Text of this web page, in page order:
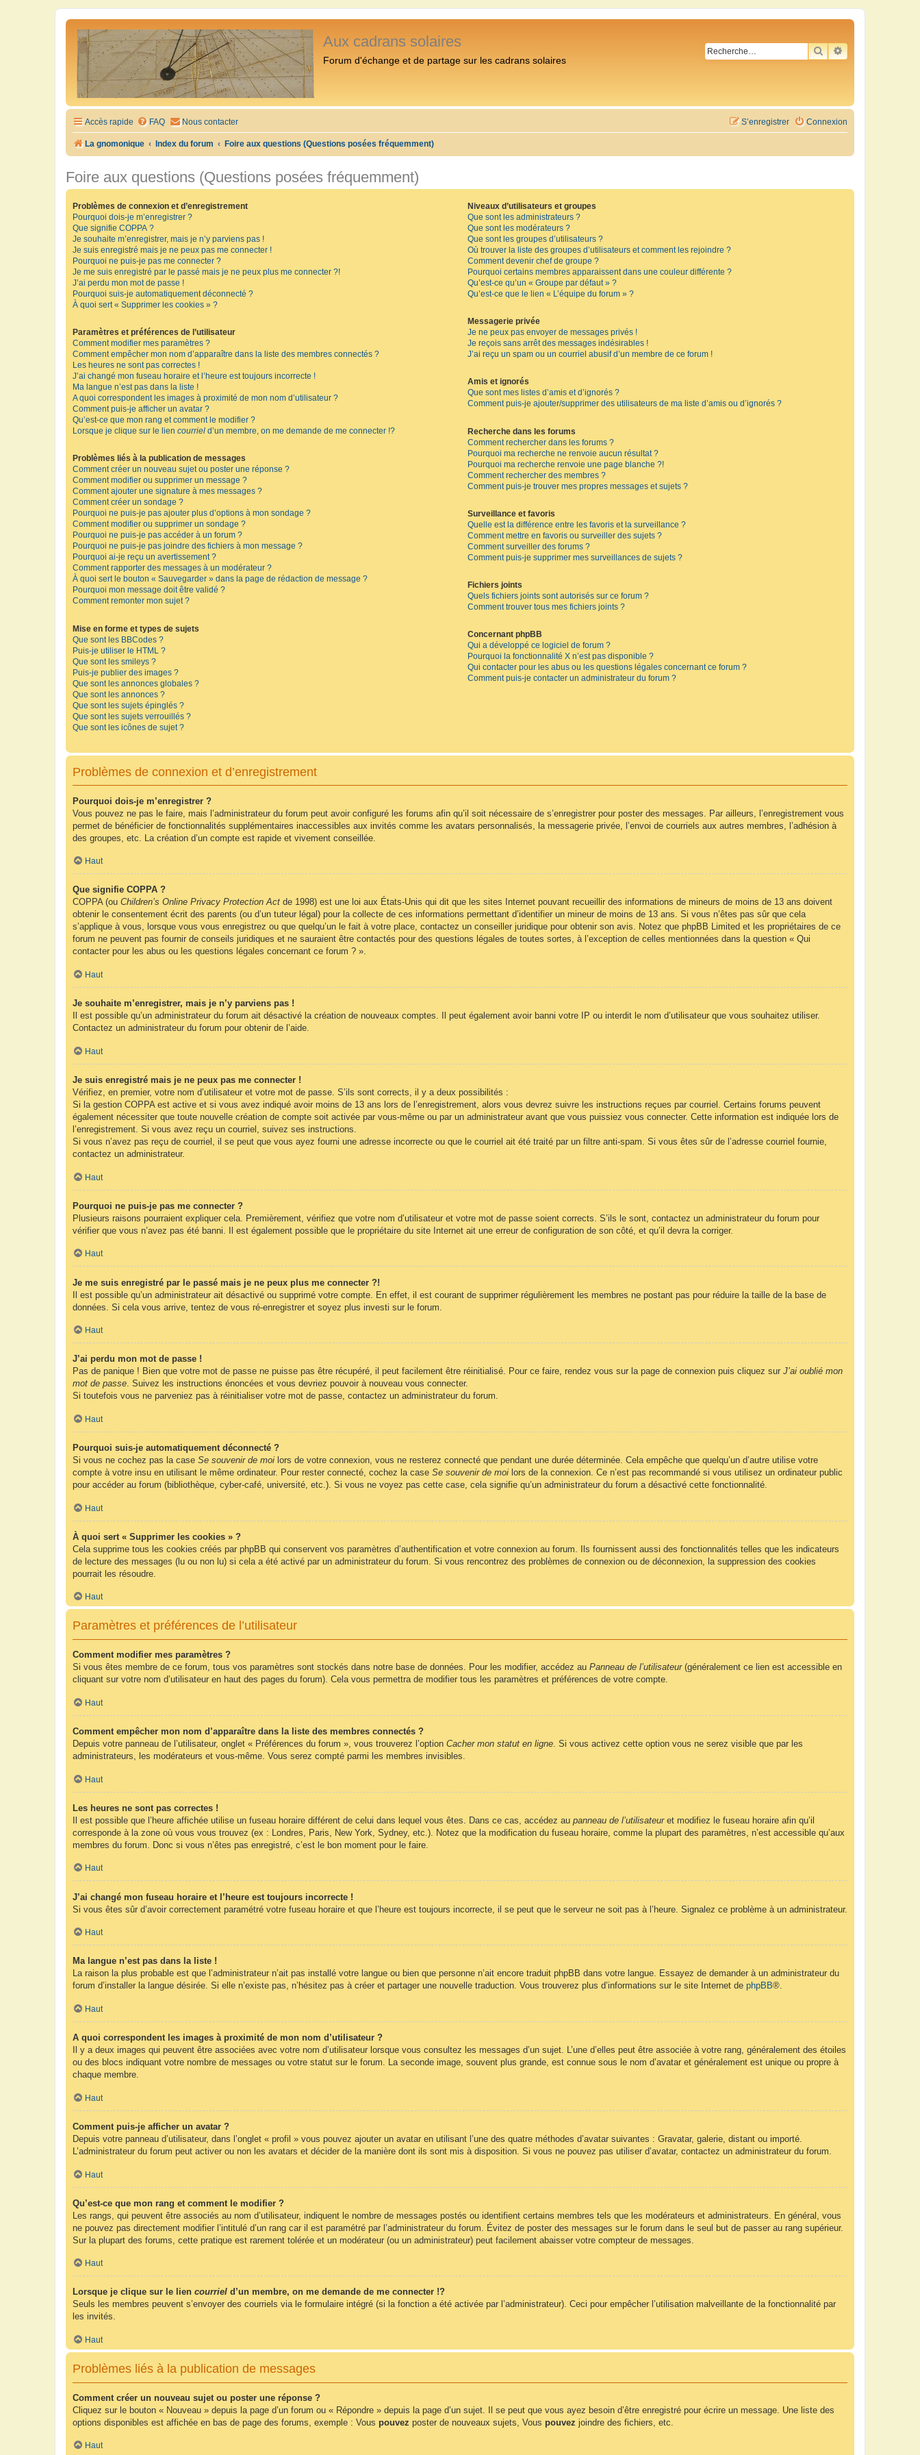
Aux cadrans solaires
Forum d'échange et de partage sur les cadrans solaires
RECHERCHER
RECHERCHE
Accès rapide FAQ Nous contacter Connexion
S’enregistrer
La gnomonique Index du forum Foire aux questions (Questions posées fréquemment)
Foire aux questions (Questions posées fréquemment)
Problèmes de connexion et d’enregistrement
Pourquoi dois-je m’enregistrer ?
Que signifie COPPA ?
Je souhaite m’enregistrer, mais je n’y parviens pas !
Je suis enregistré mais je ne peux pas me connecter !
Pourquoi ne puis-je pas me connecter ?
Je me suis enregistré par le passé mais je ne peux plus me connecter ?!
J’ai perdu mon mot de passe !
Pourquoi suis-je automatiquement déconnecté ?
À quoi sert « Supprimer les cookies » ?
Paramètres et préférences de l’utilisateur
Comment modifier mes paramètres ?
Comment empêcher mon nom d’apparaître dans la liste des membres connectés ?
Les heures ne sont pas correctes !
J’ai changé mon fuseau horaire et l’heure est toujours incorrecte !
Ma langue n’est pas dans la liste !
A quoi correspondent les images à proximité de mon nom d’utilisateur ?
Comment puis-je afficher un avatar ?
Qu’est-ce que mon rang et comment le modifier ?
Lorsque je clique sur le lien courriel d’un membre, on me demande de me connecter !?
Problèmes liés à la publication de messages
Comment créer un nouveau sujet ou poster une réponse ?
Comment modifier ou supprimer un message ?
Comment ajouter une signature à mes messages ?
Comment créer un sondage ?
Pourquoi ne puis-je pas ajouter plus d’options à mon sondage ?
Comment modifier ou supprimer un sondage ?
Pourquoi ne puis-je pas accéder à un forum ?
Pourquoi ne puis-je pas joindre des fichiers à mon message ?
Pourquoi ai-je reçu un avertissement ?
Comment rapporter des messages à un modérateur ?
À quoi sert le bouton « Sauvegarder » dans la page de rédaction de message ?
Pourquoi mon message doit être validé ?
Comment remonter mon sujet ?
Mise en forme et types de sujets
Que sont les BBCodes ?
Puis-je utiliser le HTML ?
Que sont les smileys ?
Puis-je publier des images ?
Que sont les annonces globales ?
Que sont les annonces ?
Que sont les sujets épinglés ?
Que sont les sujets verrouillés ?
Que sont les icônes de sujet ?
Niveaux d’utilisateurs et groupes
Que sont les administrateurs ?
Que sont les modérateurs ?
Que sont les groupes d’utilisateurs ?
Où trouver la liste des groupes d’utilisateurs et comment les rejoindre ?
Comment devenir chef de groupe ?
Pourquoi certains membres apparaissent dans une couleur différente ?
Qu’est-ce qu’un « Groupe par défaut » ?
Qu’est-ce que le lien « L’équipe du forum » ?
Messagerie privée
Je ne peux pas envoyer de messages privés !
Je reçois sans arrêt des messages indésirables !
J’ai reçu un spam ou un courriel abusif d’un membre de ce forum !
Amis et ignorés
Que sont mes listes d’amis et d’ignorés ?
Comment puis-je ajouter/supprimer des utilisateurs de ma liste d’amis ou d’ignorés ?
Recherche dans les forums
Comment rechercher dans les forums ?
Pourquoi ma recherche ne renvoie aucun résultat ?
Pourquoi ma recherche renvoie une page blanche ?!
Comment rechercher des membres ?
Comment puis-je trouver mes propres messages et sujets ?
Surveillance et favoris
Quelle est la différence entre les favoris et la surveillance ?
Comment mettre en favoris ou surveiller des sujets ?
Comment surveiller des forums ?
Comment puis-je supprimer mes surveillances de sujets ?
Fichiers joints
Quels fichiers joints sont autorisés sur ce forum ?
Comment trouver tous mes fichiers joints ?
Concernant phpBB
Qui a développé ce logiciel de forum ?
Pourquoi la fonctionnalité X n’est pas disponible ?
Qui contacter pour les abus ou les questions légales concernant ce forum ?
Comment puis-je contacter un administrateur du forum ?
Problèmes de connexion et d’enregistrement
Pourquoi dois-je m’enregistrer ?
Vous pouvez ne pas le faire, mais l’administrateur du forum peut avoir configuré les forums afin qu’il soit nécessaire de s’enregistrer pour poster des messages. Par ailleurs, l’enregistrement vous
permet de bénéficier de fonctionnalités supplémentaires inaccessibles aux invités comme les avatars personnalisés, la messagerie privée, l’envoi de courriels aux autres membres, l’adhésion à
des groupes, etc. La création d’un compte est rapide et vivement conseillée.
Haut
Que signifie COPPA ?
COPPA (ou Children’s Online Privacy Protection Act de 1998) est une loi aux États-Unis qui dit que les sites Internet pouvant recueillir des informations de mineurs de moins de 13 ans doivent
obtenir le consentement écrit des parents (ou d’un tuteur légal) pour la collecte de ces informations permettant d’identifier un mineur de moins de 13 ans. Si vous n’êtes pas sûr que cela
s’applique à vous, lorsque vous vous enregistrez ou que quelqu’un le fait à votre place, contactez un conseiller juridique pour obtenir son avis. Notez que phpBB Limited et les propriétaires de ce
forum ne peuvent pas fournir de conseils juridiques et ne sauraient être contactés pour des questions légales de toutes sortes, à l’exception de celles mentionnées dans la question « Qui
contacter pour les abus ou les questions légales concernant ce forum ? ».
Haut
Je souhaite m’enregistrer, mais je n’y parviens pas !
Il est possible qu’un administrateur du forum ait désactivé la création de nouveaux comptes. Il peut également avoir banni votre IP ou interdit le nom d’utilisateur que vous souhaitez utiliser.
Contactez un administrateur du forum pour obtenir de l’aide.
Haut
Je suis enregistré mais je ne peux pas me connecter !
Vérifiez, en premier, votre nom d’utilisateur et votre mot de passe. S’ils sont corrects, il y a deux possibilités :
Si la gestion COPPA est active et si vous avez indiqué avoir moins de 13 ans lors de l’enregistrement, alors vous devrez suivre les instructions reçues par courriel. Certains forums peuvent
également nécessiter que toute nouvelle création de compte soit activée par vous-même ou par un administrateur avant que vous puissiez vous connecter. Cette information est indiquée lors de
l’enregistrement. Si vous avez reçu un courriel, suivez ses instructions.
Si vous n’avez pas reçu de courriel, il se peut que vous ayez fourni une adresse incorrecte ou que le courriel ait été traité par un filtre anti-spam. Si vous êtes sûr de l’adresse courriel fournie,
contactez un administrateur.
Haut
Pourquoi ne puis-je pas me connecter ?
Plusieurs raisons pourraient expliquer cela. Premièrement, vérifiez que votre nom d’utilisateur et votre mot de passe soient corrects. S’ils le sont, contactez un administrateur du forum pour
vérifier que vous n’avez pas été banni. Il est également possible que le propriétaire du site Internet ait une erreur de configuration de son côté, et qu’il devra la corriger.
Haut
Je me suis enregistré par le passé mais je ne peux plus me connecter ?!
Il est possible qu’un administrateur ait désactivé ou supprimé votre compte. En effet, il est courant de supprimer régulièrement les membres ne postant pas pour réduire la taille de la base de
données. Si cela vous arrive, tentez de vous ré-enregistrer et soyez plus investi sur le forum.
Haut
J’ai perdu mon mot de passe !
Pas de panique ! Bien que votre mot de passe ne puisse pas être récupéré, il peut facilement être réinitialisé. Pour ce faire, rendez vous sur la page de connexion puis cliquez sur J’ai oublié mon
mot de passe. Suivez les instructions énoncées et vous devriez pouvoir à nouveau vous connecter.
Si toutefois vous ne parveniez pas à réinitialiser votre mot de passe, contactez un administrateur du forum.
Haut
Pourquoi suis-je automatiquement déconnecté ?
Si vous ne cochez pas la case Se souvenir de moi lors de votre connexion, vous ne resterez connecté que pendant une durée déterminée. Cela empêche que quelqu’un d’autre utilise votre
compte à votre insu en utilisant le même ordinateur. Pour rester connecté, cochez la case Se souvenir de moi lors de la connexion. Ce n’est pas recommandé si vous utilisez un ordinateur public
pour accéder au forum (bibliothèque, cyber-café, université, etc.). Si vous ne voyez pas cette case, cela signifie qu’un administrateur du forum a désactivé cette fonctionnalité.
Haut
À quoi sert « Supprimer les cookies » ?
Cela supprime tous les cookies créés par phpBB qui conservent vos paramètres d’authentification et votre connexion au forum. Ils fournissent aussi des fonctionnalités telles que les indicateurs
de lecture des messages (lu ou non lu) si cela a été activé par un administrateur du forum. Si vous rencontrez des problèmes de connexion ou de déconnexion, la suppression des cookies
pourrait les résoudre.
Haut
Paramètres et préférences de l’utilisateur
Comment modifier mes paramètres ?
Si vous êtes membre de ce forum, tous vos paramètres sont stockés dans notre base de données. Pour les modifier, accédez au Panneau de l’utilisateur(généralement ce lien est accessible en
cliquant sur votre nom d’utilisateur en haut des pages du forum). Cela vous permettra de modifier tous les paramètres et préférences de votre compte.
Haut
Comment empêcher mon nom d’apparaître dans la liste des membres connectés ?
Depuis votre panneau de l’utilisateur, onglet « Préférences du forum », vous trouverez l’option Cacher mon statut en ligne. Si vous activez cette option vous ne serez visible que par les
administrateurs, les modérateurs et vous-même. Vous serez compté parmi les membres invisibles.
Haut
Les heures ne sont pas correctes !
Il est possible que l’heure affichée utilise un fuseau horaire différent de celui dans lequel vous êtes. Dans ce cas, accédez au panneau de l’utilisateuret modifiez le fuseau horaire afin qu’il
corresponde à la zone où vous vous trouvez (ex : Londres, Paris, New York, Sydney, etc.). Notez que la modification du fuseau horaire, comme la plupart des paramètres, n’est accessible qu’aux
membres du forum. Donc si vous n’êtes pas enregistré, c’est le bon moment pour le faire.
Haut
J’ai changé mon fuseau horaire et l’heure est toujours incorrecte !
Si vous êtes sûr d’avoir correctement paramétré votre fuseau horaire et que l’heure est toujours incorrecte, il se peut que le serveur ne soit pas à l’heure. Signalez ce problème à un administrateur.
Haut
Ma langue n’est pas dans la liste !
La raison la plus probable est que l’administrateur n’ait pas installé votre langue ou bien que personne n’ait encore traduit phpBB dans votre langue. Essayez de demander à un administrateur du
forum d’installer la langue désirée. Si elle n’existe pas, n’hésitez pas à créer et partager une nouvelle traduction. Vous trouverez plus d’informations sur le site Internet de phpBB®.
Haut
A quoi correspondent les images à proximité de mon nom d’utilisateur ?
Il y a deux images qui peuvent être associées avec votre nom d’utilisateur lorsque vous consultez les messages d’un sujet. L’une d’elles peut être associée à votre rang, généralement des étoiles
ou des blocs indiquant votre nombre de messages ou votre statut sur le forum. La seconde image, souvent plus grande, est connue sous le nom d’avatar et généralement est unique ou propre à
chaque membre.
Haut
Comment puis-je afficher un avatar ?
Depuis votre panneau d’utilisateur, dans l’onglet « profil » vous pouvez ajouter un avatar en utilisant l’une des quatre méthodes d’avatar suivantes : Gravatar, galerie, distant ou importé.
L’administrateur du forum peut activer ou non les avatars et décider de la manière dont ils sont mis à disposition. Si vous ne pouvez pas utiliser d’avatar, contactez un administrateur du forum.
Haut
Qu’est-ce que mon rang et comment le modifier ?
Les rangs, qui peuvent être associés au nom d’utilisateur, indiquent le nombre de messages postés ou identifient certains membres tels que les modérateurs et administrateurs. En général, vous
ne pouvez pas directement modifier l’intitulé d’un rang car il est paramétré par l’administrateur du forum. Évitez de poster des messages sur le forum dans le seul but de passer au rang supérieur.
Sur la plupart des forums, cette pratique est rarement tolérée et un modérateur (ou un administrateur) peut facilement abaisser votre compteur de messages.
Haut
Lorsque je clique sur le lien courriel d’un membre, on me demande de me connecter !?
Seuls les membres peuvent s’envoyer des courriels via le formulaire intégré (si la fonction a été activée par l’administrateur). Ceci pour empêcher l’utilisation malveillante de la fonctionnalité par
les invités.
Haut
Problèmes liés à la publication de messages
Comment créer un nouveau sujet ou poster une réponse ?
Cliquez sur le bouton « Nouveau » depuis la page d’un forum ou « Répondre » depuis la page d’un sujet. Il se peut que vous ayez besoin d’être enregistré pour écrire un message. Une liste des
options disponibles est affichée en bas de page des forums, exemple : Vous pouvez poster de nouveaux sujets, Vous pouvez joindre des fichiers, etc.
Haut